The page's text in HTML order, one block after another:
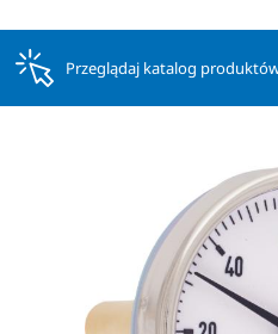
Przeglądaj katalog